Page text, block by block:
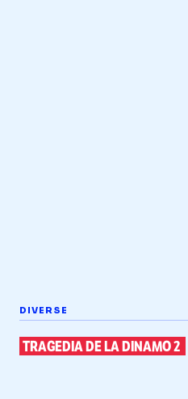
DIVERSE
TRAGEDIA DE LA DINAMO 2